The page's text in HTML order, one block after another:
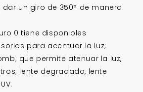
un giro de 350° de manera
0 tiene disponibles
para acentuar la luz;
que permite atenuar la luz,
lente degradado, lente